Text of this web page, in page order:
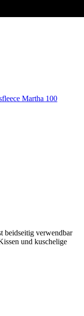
Martha 100
beidseitig verwendbar
und kuschelige